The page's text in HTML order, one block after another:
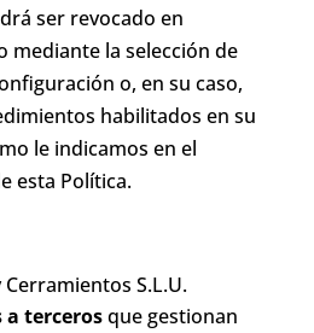
ser revocado en
mediante la selección de
o, en su caso,
habilitados en su
le indicamos en el
esta Política.
S.L.U.
tercerosque gestionan